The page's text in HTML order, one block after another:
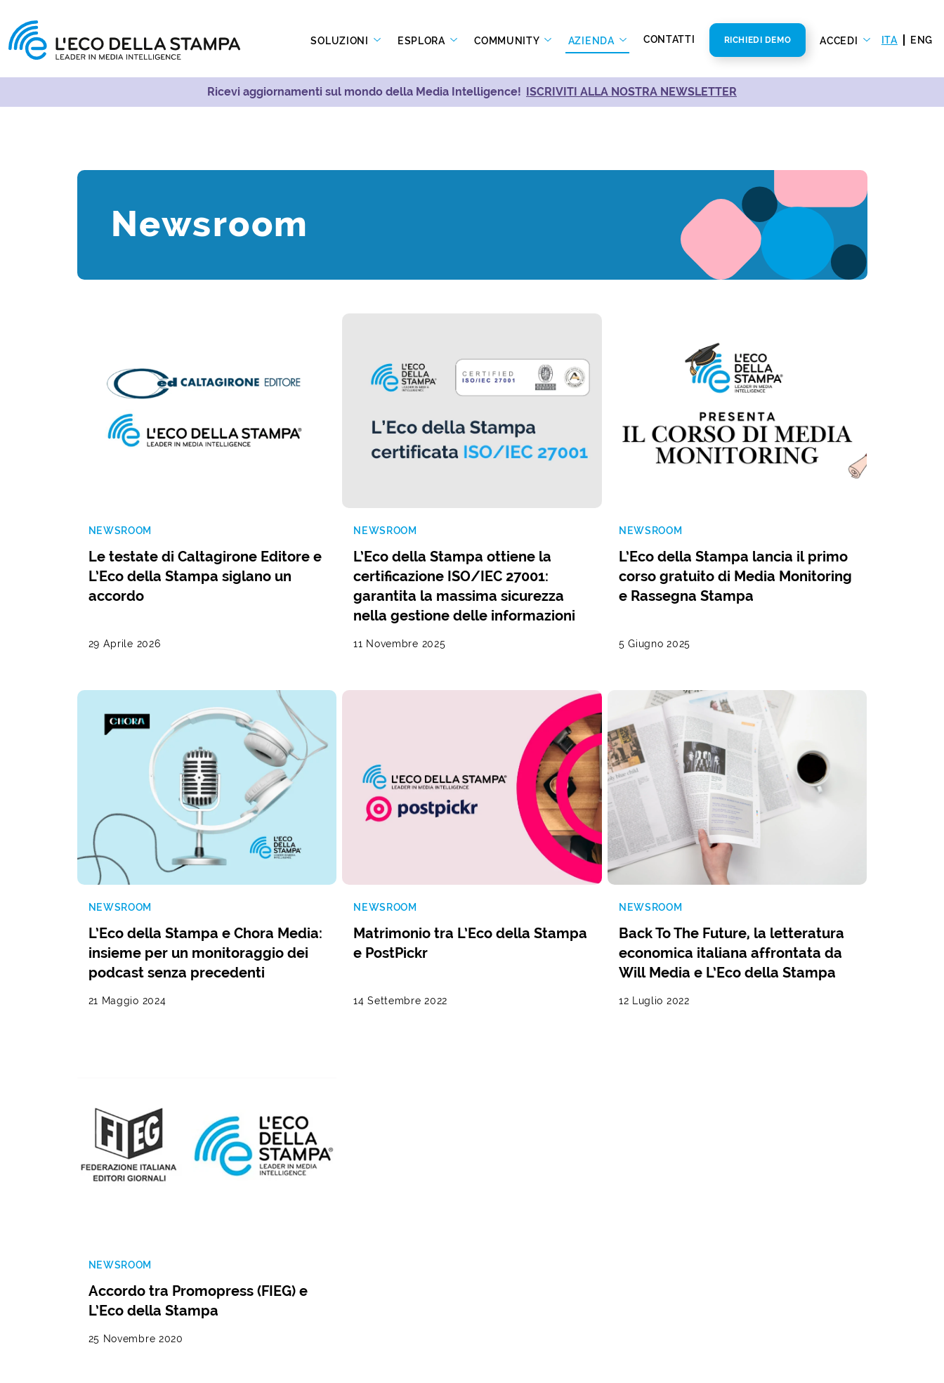
SOLUZIONI ESPLORA COMMUNITY AZIENDA CONTATTI RICHIEDI DEMO ACCEDI ITA ENG
Newsroom
NEWSROOM
Le testate di Caltagirone Editore e
L’Eco della Stampa siglano un
accordo
29 Aprile 2026
NEWSROOM
L’Eco della Stampa ottiene la
certificazione ISO/IEC 27001:
garantita la massima sicurezza
nella gestione delle informazioni
11 Novembre 2025
NEWSROOM
L’Eco della Stampa lancia il primo
corso gratuito di Media Monitoring
e Rassegna Stampa
5 Giugno 2025
NEWSROOM
L’Eco della Stampa e Chora Media:
insieme per un monitoraggio dei
podcast senza precedenti
21 Maggio 2024
NEWSROOM
Matrimonio tra L’Eco della Stampa
e PostPickr
14 Settembre 2022
NEWSROOM
Back To The Future, la letteratura
economica italiana affrontata da
Will Media e L’Eco della Stampa
12 Luglio 2022
NEWSROOM
Accordo tra Promopress (FIEG) e
L’Eco della Stampa
25 Novembre 2020
Ricevi aggiornamenti sul mondo della Media Intelligence! ISCRIVITI ALLA NOSTRA NEWSLETTER